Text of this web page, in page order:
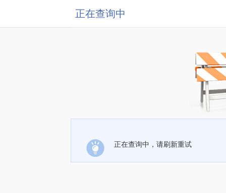
正在查询中
正在查询中，请刷新重试